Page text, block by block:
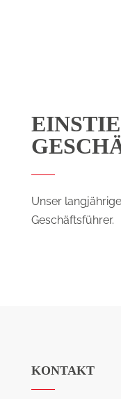
Unser
Geschäftsführer.
KONTAKT